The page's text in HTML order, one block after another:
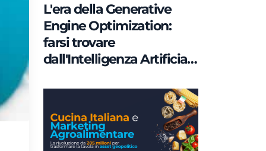
L'era della Generative
Engine Optimization:
farsi trovare
dall'Intelligenza Artificiale
Governance e non di
parole chiave